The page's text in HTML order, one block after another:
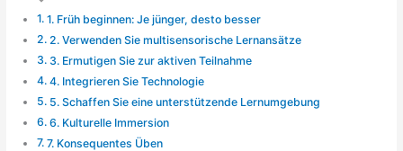
1. Früh beginnen: Je jünger, desto besser
2. Verwenden Sie multisensorische Lernansätze
3. Ermutigen Sie zur aktiven Teilnahme
4. Integrieren Sie Technologie
5. Schaffen Sie eine unterstützende Lernumgebung
6. Kulturelle Immersion
7. Konsequentes Üben